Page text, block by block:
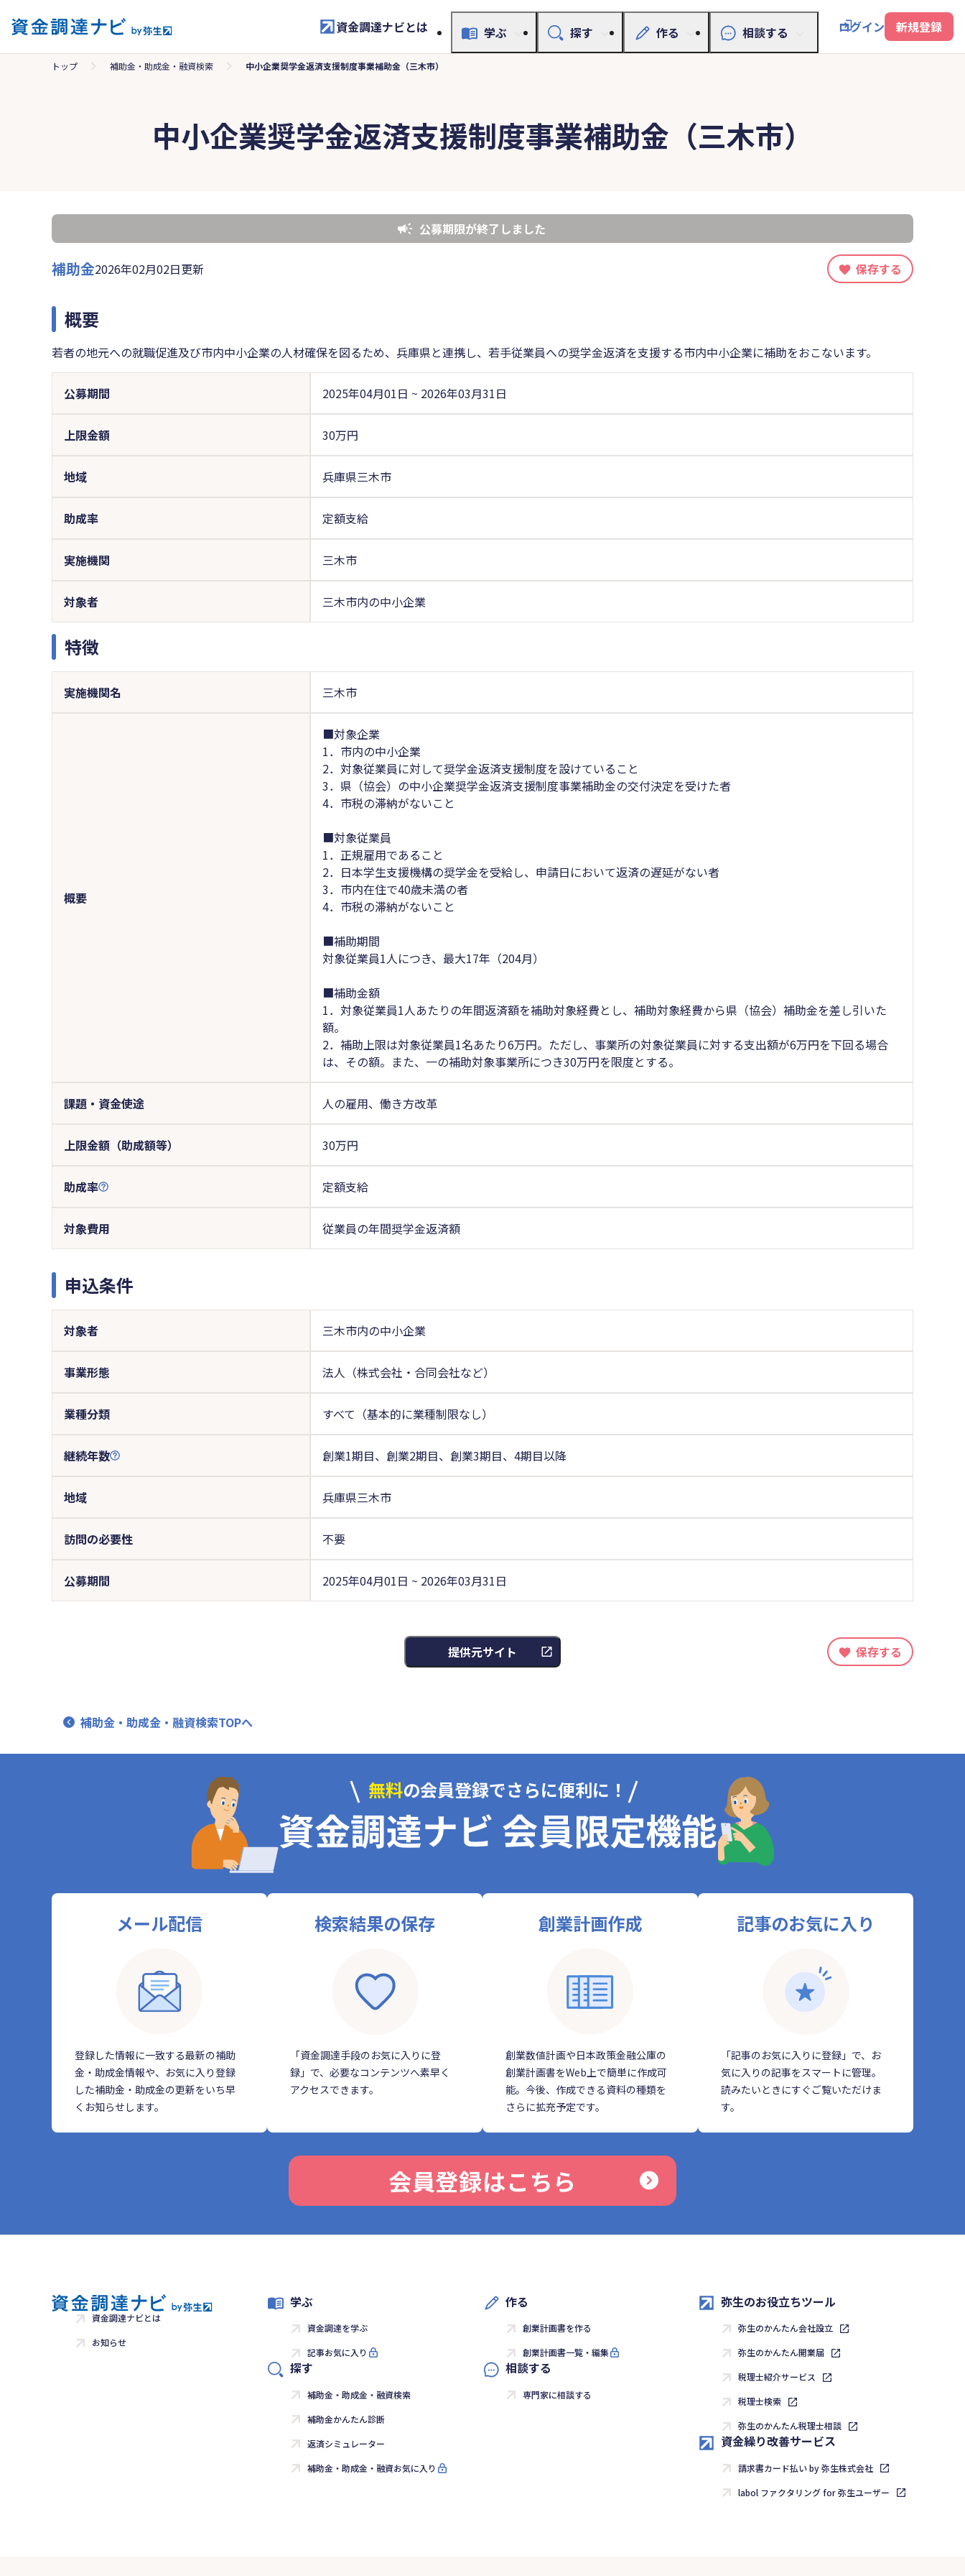
資金調達ナビとは 学ぶ 探す 作る 相談する ログイン 新規登録
トップ 補助金・助成金・融資検索 中小企業奨学金返済支援制度事業補助金（三木市）
中小企業奨学金返済支援制度事業補助金（三木市）
公募期限が終了しました
補助金2026年02月02日更新 保存する
概要
若者の地元への就職促進及び市内中小企業の人材確保を図るため、兵庫県と連携し、若手従業員への奨学金返済を支援する市内中小企業に補助をおこないます。
公募期間 2025年04月01日 ~ 2026年03月31日
上限金額 30万円
地域 兵庫県三木市
助成率 定額支給
実施機関 三木市
対象者 三木市内の中小企業
特徴
実施機関名 三木市
概要
■対象企業
1．市内の中小企業
2．対象従業員に対して奨学金返済支援制度を設けていること
3．県（協会）の中小企業奨学金返済支援制度事業補助金の交付決定を受けた者
4．市税の滞納がないこと
■対象従業員
1．正規雇用であること
2．日本学生支援機構の奨学金を受給し、申請日において返済の遅延がない者
3．市内在住で40歳未満の者
4．市税の滞納がないこと
■補助期間
対象従業員1人につき、最大17年（204月）
■補助金額
1．対象従業員1人あたりの年間返済額を補助対象経費とし、補助対象経費から県（協会）補助金を差し引いた
額。
2．補助上限は対象従業員1名あたり6万円。ただし、事業所の対象従業員に対する支出額が6万円を下回る場合
は、その額。また、一の補助対象事業所につき30万円を限度とする。
課題・資金使途 人の雇用、働き方改革
上限金額（助成額等） 30万円
助成率 定額支給
対象費用 従業員の年間奨学金返済額
申込条件
対象者 三木市内の中小企業
事業形態 法人（株式会社・合同会社など）
業種分類 すべて（基本的に業種制限なし）
継続年数 創業1期目、創業2期目、創業3期目、4期目以降
地域 兵庫県三木市
訪問の必要性 不要
公募期間 2025年04月01日 ~ 2026年03月31日
提供元サイト 保存する
補助金・助成金・融資検索TOPへ
無料の会員登録でさらに便利に！
資金調達ナビ 会員限定機能
メール配信
登録した情報に一致する最新の補助
金・助成金情報や、お気に入り登録
した補助金・助成金の更新をいち早
くお知らせします。
検索結果の保存
「資金調達手段のお気に入りに登
録」で、必要なコンテンツへ素早く
アクセスできます。
創業計画作成
創業数値計画や日本政策金融公庫の
創業計画書をWeb上で簡単に作成可
能。今後、作成できる資料の種類を
さらに拡充予定です。
記事のお気に入り
「記事のお気に入りに登録」で、お
気に入りの記事をスマートに管理。
読みたいときにすぐご覧いただけま
す。
会員登録はこちら
資金調達ナビとは
お知らせ
学ぶ
資金調達を学ぶ
記事お気に入り
探す
補助金・助成金・融資検索
補助金かんたん診断
返済シミュレーター
補助金・助成金・融資お気に入り
作る
創業計画書を作る
創業計画書一覧・編集
相談する
専門家に相談する
弥生のお役立ちツール
弥生のかんたん会社設立
弥生のかんたん開業届
税理士紹介サービス
税理士検索
弥生のかんたん税理士相談
資金繰り改善サービス
請求書カード払い by 弥生株式会社
labol ファクタリング for 弥生ユーザー